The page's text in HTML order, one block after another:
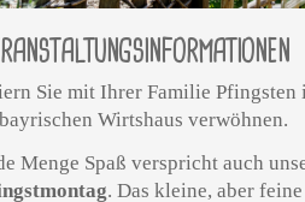
Sie mit Ihrer Familie
Wirtshaus verwöhnen.
Menge Spaß verspricht auch
. Das kleine, aber